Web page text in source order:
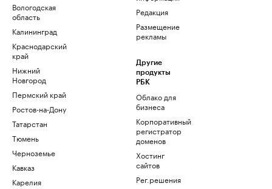
Вологодская
область
Калининград
Краснодарский
край
Нижний
Новгород
Пермский край
Ростов-на-Дону
Татарстан
Тюмень
Черноземье
Кавказ
Карелия
Редакция
Размещение
рекламы
Другие
продукты
РБК
Облако для
бизнеса
Корпоративный
регистратор
доменов
Хостинг
сайтов
Рег.решения